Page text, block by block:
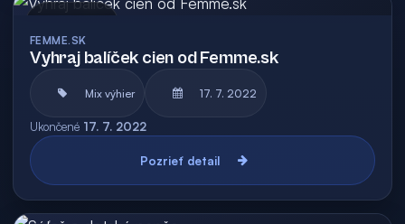
FEMME.SK
Vyhraj balíček cien od Femme.sk
Mix výhier 17. 7. 2022
Ukončené 17. 7. 2022
Pozrieť detail